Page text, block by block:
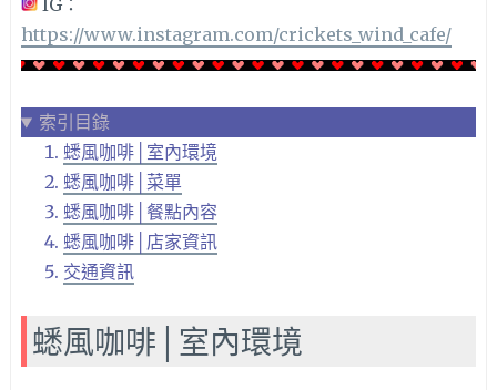
https://www.instagram.com/crickets_wind_cafe/
索引目錄
蟋風咖啡│室內環境
蟋風咖啡│菜單
蟋風咖啡│餐點內容
蟋風咖啡│店家資訊
交通資訊
蟋風咖啡│室內環境